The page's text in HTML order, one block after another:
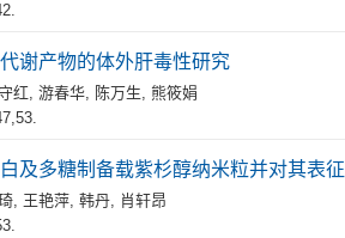
谢产物的体外肝毒性研究
红, 游春华, 陈万生, 熊筱娟
及多糖制备载紫杉醇纳米粒并对其表征
, 王艳萍, 韩丹, 肖轩昂